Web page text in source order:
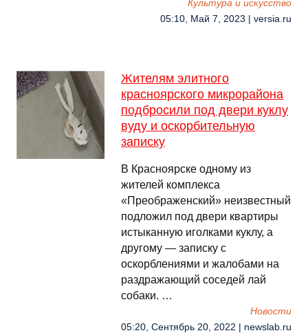
Культура и искусство
05:10, Май 7, 2023 | versia.ru
Жителям элитного
красноярского микрорайона
подбросили под двери куклу
вуду и оскорбительную
записку
В Красноярске одному из
жителей комплекса
«Преображенский» неизвестный
подложил под двери квартиры
истыканную иголками куклу, а
другому — записку с
оскорблениями и жалобами на
раздражающий соседей лай
собаки. …
Новости
05:20, Сентябрь 20, 2022 | newslab.ru